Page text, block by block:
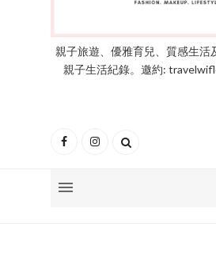
親子旅遊、優雅育兒、質感生活
親子生活紀錄。邀約: